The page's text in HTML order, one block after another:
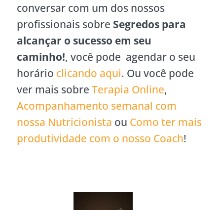
conversar com um dos nossos
profissionais sobre Segredos para
alcançar o sucesso em seu
caminho!, você pode agendar o seu
horário clicando aqui. Ou você pode
ver mais sobre Terapia Online,
Acompanhamento semanal com
nossa Nutricionista ou Como ter mais
produtividade com o nosso Coach!